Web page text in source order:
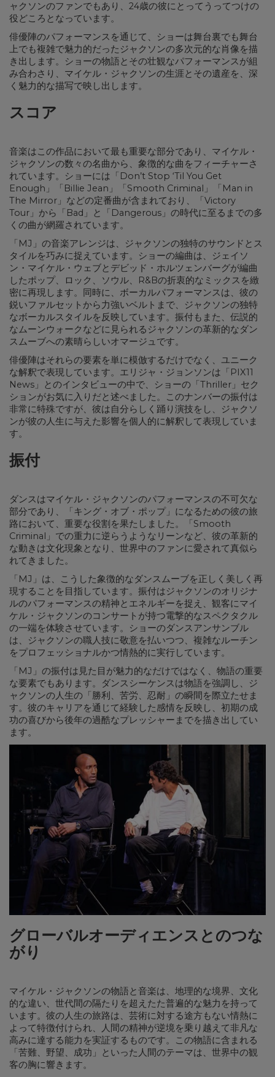
ャクソンのファンでもあり、24歳の彼にとってうってつけの
役どころとなっています。
俳優陣のパフォーマンスを通じて、ショーは舞台裏でも舞台
上でも複雑で魅力的だったジャクソンの多次元的な肖像を描
き出します。ショーの物語とその壮観なパフォーマンスが組
み合わさり、マイケル・ジャクソンの生涯とその遺産を、深
く魅力的な描写で映し出します。
スコア
音楽はこの作品において最も重要な部分であり、マイケル・
ジャクソンの数々の名曲から、象徴的な曲をフィーチャーさ
れています。ショーには「Don’t Stop ‘Til You Get
Enough」「Billie Jean」「Smooth Criminal」「Man in
The Mirror」などの定番曲が含まれており、「Victory
Tour」から「Bad」と「Dangerous」の時代に至るまでの多
くの曲が網羅されています。
「MJ」の音楽アレンジは、ジャクソンの独特のサウンドとス
タイルを巧みに捉えています。ショーの編曲は、ジェイソ
ン・マイケル・ウェブとデビッド・ホルツェンバーグが編曲
したポップ、ロック、ソウル、R&Bの折衷的なミックスを緻
密に再現します。同時に、ボーカルパフォーマンスは、彼の
鋭いファルセットから力強いベルトまで、ジャクソンの独特
なボーカルスタイルを反映しています。振付もまた、伝説的
なムーンウォークなどに見られるジャクソンの革新的なダン
スムーブへの素晴らしいオマージュです。
俳優陣はそれらの要素を単に模倣するだけでなく、ユニーク
な解釈で表現しています。エリジャ・ジョンソンは「PIX11
News」とのインタビューの中で、ショーの「Thriller」セク
ションがお気に入りだと述べました。このナンバーの振付は
非常に特殊ですが、彼は自分らしく踊り演技をし、ジャクソ
ンが彼の人生に与えた影響を個人的に解釈して表現していま
す。
振付
ダンスはマイケル・ジャクソンのパフォーマンスの不可欠な
部分であり、「キング・オブ・ポップ」になるための彼の旅
路において、重要な役割を果たしました。「Smooth
Criminal」での重力に逆らうようなリーンなど、彼の革新的
な動きは文化現象となり、世界中のファンに愛されて真似ら
れてきました。
「MJ」は、こうした象徴的なダンスムーブを正しく美しく再
現することを目指しています。振付はジャクソンのオリジナ
ルのパフォーマンスの精神とエネルギーを捉え、観客にマイ
ケル・ジャクソンのコンサートが持つ電撃的なスペクタクル
の一端を体験させています。ショーのダンスアンサンブル
は、ジャクソンの職人技に敬意を払いつつ、複雑なルーチン
をプロフェッショナルかつ情熱的に実行しています。
「MJ」の振付は見た目が魅力的なだけではなく、物語の重要
な要素でもあります。ダンスシーケンスは物語を強調し、ジ
ャクソンの人生の「勝利、苦労、忍耐」の瞬間を際立たせま
す。彼のキャリアを通じて経験した感情を反映し、初期の成
功の喜びから後年の過酷なプレッシャーまでを描き出してい
ます。
グローバルオーディエンスとのつな
がり
マイケル・ジャクソンの物語と音楽は、地理的な境界、文化
的な違い、世代間の隔たりを超えたた普遍的な魅力を持って
います。彼の人生の旅路は、芸術に対する途方もない情熱に
よって特徴付けられ、人間の精神が逆境を乗り越えて非凡な
高みに達する能力を実証するものです。この物語に含まれる
「苦難、野望、成功」といった人間のテーマは、世界中の観
客の胸に響きます。